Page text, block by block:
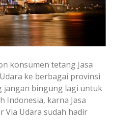
konsumen tetang Jasa
ke berbagai provinsi
jangan bingung lagi untuk
Indonesia, karna Jasa
Udara sudah hadir